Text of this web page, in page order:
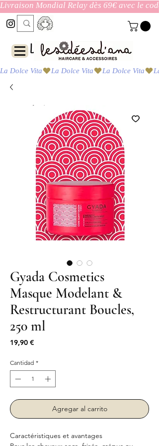
Livraison Mondial Relay dès 69€ avec le
Las ideas de Ana
La Dolce Vita
Gyada Cosmetics
Masque Modelant &
Restructurant Boucles,
250 ml
19,90 €
Cantidad *
Agregar al carrito
Caractéristiques et avantages